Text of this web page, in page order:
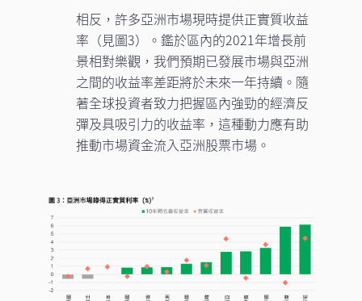
相反，許多亞洲市場現時提供正實質收益
率（見圖3）。鑑於區內的2021年增長前
景相對樂觀，我們預期已發展市場與亞洲
之間的收益率差距將於未來一年持續。隨
著全球投資者致力把握區內強勁的經濟反
彈及具吸引力的收益率，這種動力應有助
推動市場資金流入亞洲股票市場。